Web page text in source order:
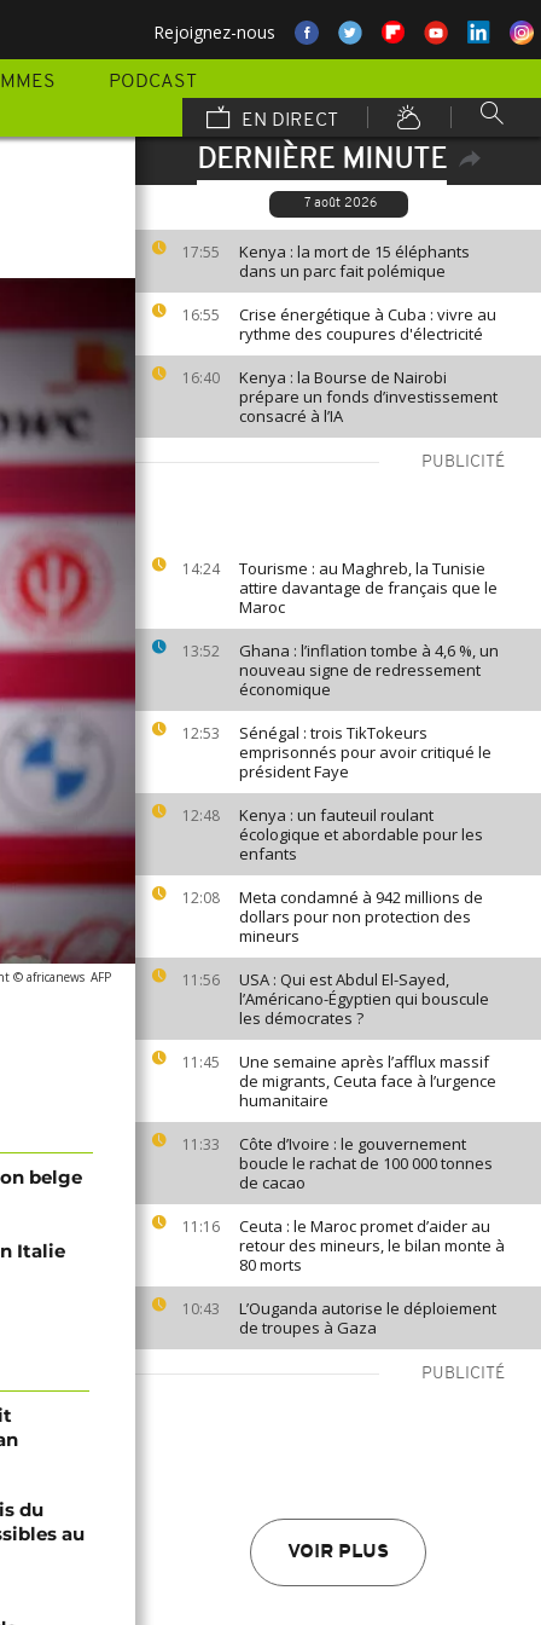
Rejoignez-nous
PODCAST
EN DIRECT
DERNIÈRE MINUTE
7 août 2026
17:55
Kenya : la mort de 15 éléphants
dans un parc fait polémique
16:55
Crise énergétique à Cuba : vivre au
rythme des coupures d'électricité
16:40
Kenya : la Bourse de Nairobi
prépare un fonds d’investissement
consacré à l’IA
PUBLICITÉ
14:24
Tourisme : au Maghreb, la Tunisie
attire davantage de français que le
Maroc
13:52
Ghana : l’inflation tombe à 4,6 %, un
nouveau signe de redressement
économique
12:53
Sénégal : trois TikTokeurs
emprisonnés pour avoir critiqué le
président Faye
12:48
Kenya : un fauteuil roulant
écologique et abordable pour les
enfants
12:08
Meta condamné à 942 millions de
dollars pour non protection des
mineurs
11:56
USA : Qui est Abdul El-Sayed,
l’Américano-Égyptien qui bouscule
les démocrates ?
11:45
Une semaine après l’afflux massif
de migrants, Ceuta face à l’urgence
humanitaire
11:33
Côte d’Ivoire : le gouvernement
boucle le rachat de 100 000 tonnes
de cacao
11:16
Ceuta : le Maroc promet d’aider au
retour des mineurs, le bilan monte à
80 morts
10:43
L’Ouganda autorise le déploiement
de troupes à Gaza
PUBLICITÉ
VOIR PLUS
© africanews AFP
belge
Italie
du
au